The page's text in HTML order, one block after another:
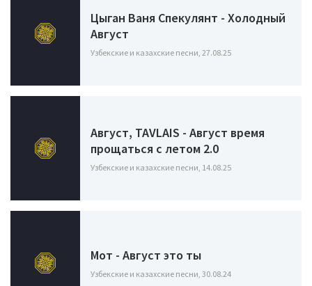
Цыган Ваня Спекулянт - Холодный
Август
Узбекские и казахские песни, 27.08.25
Август, TAVLAIS - Август время
прощаться с летом 2.0
Узбекские и казахские песни, 14.08.25
Мот - Август это ты
Узбекские и казахские песни, 30.08.24